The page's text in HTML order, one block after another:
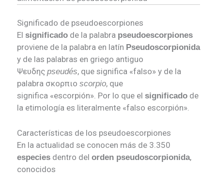
Significado de pseudoescorpiones
El significado de la palabra pseudoescorpiones
proviene de la palabra en latín Pseudoscorpionida
y de las palabras en griego antiguo
Ψευδης pseudés, que significa «falso» y de la
palabra σκορπιο scorpio, que
significa «escorpión». Por lo que el significado de
la etimología es literalmente «falso escorpión».
Características de los pseudoescorpiones
En la actualidad se conocen más de 3.350
especies dentro del orden pseudoscorpionida,
conocidos